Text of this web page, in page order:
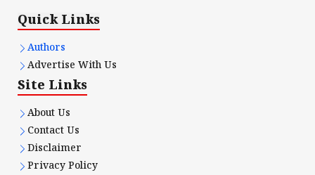
Quick Links
Authors
Advertise With Us
Site Links
About Us
Contact Us
Disclaimer
Privacy Policy